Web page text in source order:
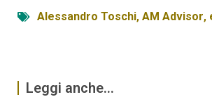
Alessandro Toschi, AM Advisor,
Leggi anche...